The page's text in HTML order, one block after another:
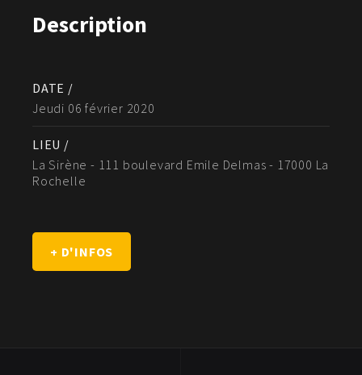
Description
DATE /
Jeudi 06 février 2020
LIEU /
La Sirène - 111 boulevard Emile Delmas - 17000 La
Rochelle
+ D'INFOS